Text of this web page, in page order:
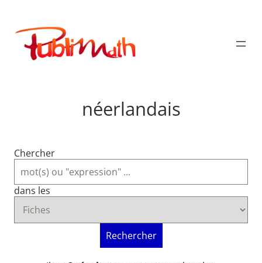
contenu
Publimath
néerlandais
Chercher
dans les
Rechercher